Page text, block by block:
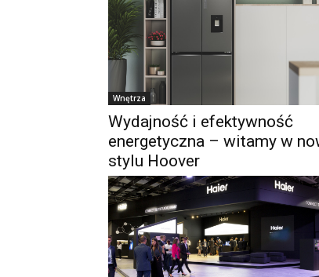
Wnętrza
Wydajność i efektywność
energetyczna – witamy w
stylu Hoover